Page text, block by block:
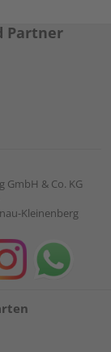
Partner
GmbH & Co. KG
Kleinenberg